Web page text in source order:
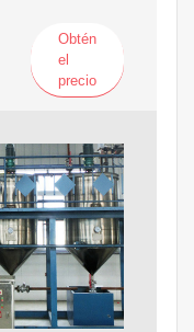
Obtén
el
precio